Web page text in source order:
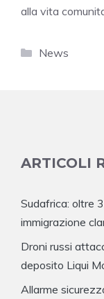
alla vita
Categorie
News
ARTICOLI
Sudafrica: oltre
immigrazione
Droni russi
deposito Liqui
Allarme